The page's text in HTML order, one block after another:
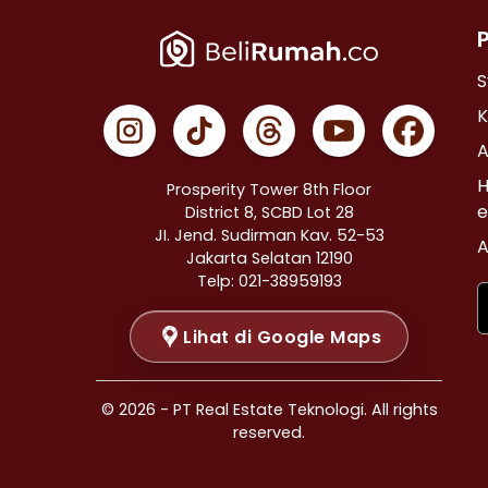
Properti Dijual di Johar Baru >
Properti Dijual di Menteng >
Properti Dijual di Tanah Abang >
Properti Dijual di Kramat >
Properti Dijual di Bendungan Hilir >
Properti Dijual di Jakarta Selatan >
Properti Dijual di Cilandak >
Properti Dijual di Gandaria Selatan >
Properti Dijual di Cipete Selatan >
Properti Dijual di Lenteng Agung >
Properti Dijual di Pondok Pinang >
Properti Dijual di Kebayoran Baru >
Properti Dijual di Mampang Prapatan >
Prosperity Tower 8th Floor
District 8, SCBD Lot 28
JI. Jend. Sudirman Kav. 52-53
Jakarta Selatan 12190
Telp: 021-38959193
Lihat di Google Maps
© 2026 - PT Real Estate Teknologi. All rights
reserved.